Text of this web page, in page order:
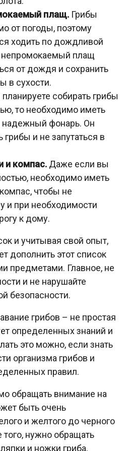
плащ. Грибы
от погоды, поэтому
ходить по дождливой
непромокаемый плащ
от дождя и сохранить
в сухости.
собирать грибы
то необходимо иметь
надежный фонарь. Он
и не запутаться в
и компас. Даже если вы
необходимо иметь
чтобы не
и при необходимости
к дому.
и учитывая свой опыт,
дополнить этот список
предметами. Главное, не
и не нарушайте
безопасности.
грибов – не простая
определенных знаний и
это можно, если знать
организма грибов и
правил.
обращать внимание на
быть очень
и желтого до черного
нужно обращать
и ножки гриба.